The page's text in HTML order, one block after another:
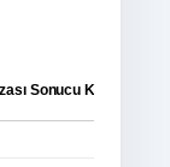
Sonucu Kayıp Gün